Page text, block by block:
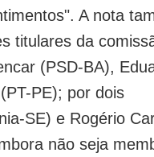
A nota
titulares da
(PSD-BA),
PE); por dois
SE) e Rogério
não seja